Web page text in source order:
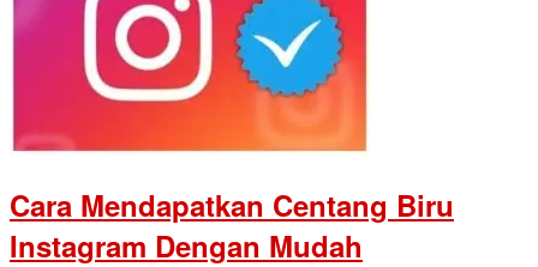
Cara Mendapatkan Centang Biru
Instagram Dengan Mudah